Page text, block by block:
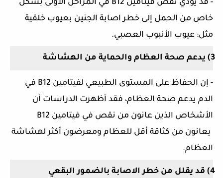
- قد يؤدي نقص فيتامين B12 في المراحل الأولى بشكل
خاص من الحمل إلى خطر اصابة الجنين بعيوب خلقية
مثل: عيوب الأنبوب العصبي.
3) يدعم صحة العظام والحماية من الهشاشة
- إن الحفاظ على المستوى الطبيعي لفيتامين B12 في
الدم يدعم صحة العظام، فقد أظهرت الدراسات أن
الأشخاص الذين عانون من نقص في فيتامين B12
يعانون من كثاقة أقل للعظام ومعرضون أكثر لهشاشة
العظام.
4) قد يقلل من خطر الاصابة بالضمور البقعي